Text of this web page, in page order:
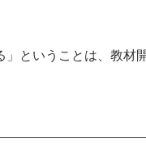
ということは、教